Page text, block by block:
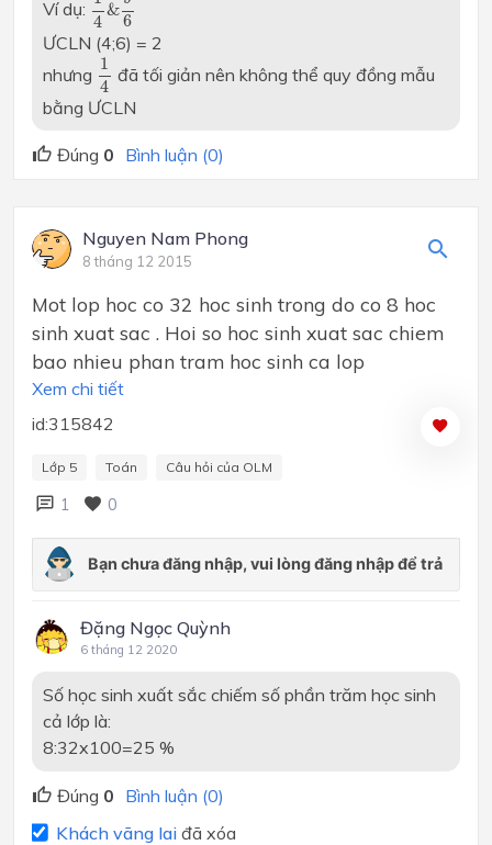
Ví dụ:
4
&
6
ƯCLN (4;6) = 2
nhưng 1
4
14
đã tối giản nên không thể quy đồng mẫu
bằng ƯCLN
Đúng 0 Bình luận (0)
Nguyen Nam Phong
8 tháng 12 2015
Mot lop hoc co 32 hoc sinh trong do co 8 hoc
sinh xuat sac . Hoi so hoc sinh xuat sac chiem
bao nhieu phan tram hoc sinh ca lop
Xem chi tiết
id:315842
Lớp 5 Toán Câu hỏi của OLM
1 0
Đặng Ngọc Quỳnh
6 tháng 12 2020
Số học sinh xuất sắc chiếm số phần trăm học sinh
cả lớp là:
8:32x100=25 %
Đúng 0 Bình luận (0)
Khách vãng lai đã xóa